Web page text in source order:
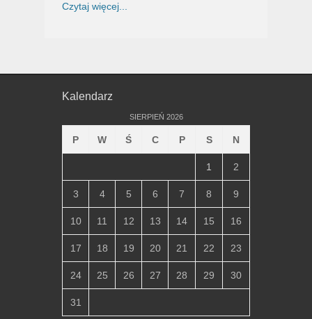
Czytaj więcej...
Kalendarz
SIERPIEŃ 2026
P W Ś C P S N
1 2
3 4 5 6 7 8 9
10 11 12 13 14 15 16
17 18 19 20 21 22 23
24 25 26 27 28 29 30
31